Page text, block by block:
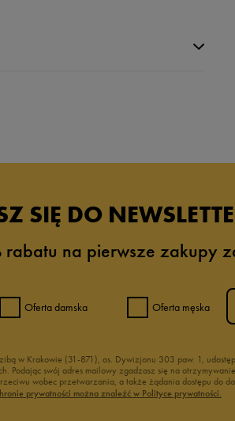
SIĘ DO
na pierwsze zakupy
Oferta damska Oferta męska
w Krakowie (31-871), os. Dywizjonu 303 paw. 1,
Podając swój adres mailowy zgadzasz się na
wobec przetwarzania, a także żądania dostępu do
prywatności można znaleźć w Polityce prywatności.